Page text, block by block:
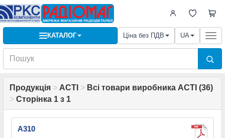
КАТАЛОГ Ціна без ПДВ UA
Продукція > ACTI > Всі товари виробника ACTI (36)
> Сторінка 1 з 1
A310